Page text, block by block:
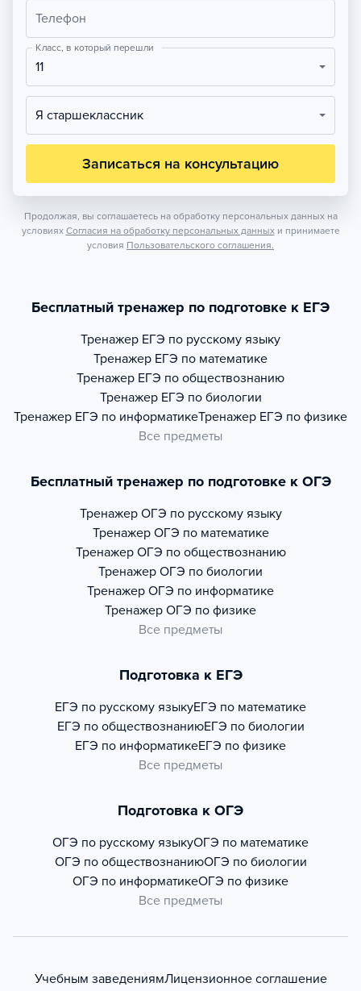
Телефон
Класс, в который перешли
11
Я старшеклассник
Записаться на консультацию
Продолжая, вы соглашаетесь на обработку персональных данных на
условиях Согласия на обработку персональных данных и принимаете
условия Пользовательского соглашения.
Бесплатный тренажер по подготовке к ЕГЭ
Тренажер ЕГЭ по русскому языку
Тренажер ЕГЭ по математике
Тренажер ЕГЭ по обществознанию
Тренажер ЕГЭ по биологии
Тренажер ЕГЭ по информатикеТренажер ЕГЭ по физике
Все предметы
Бесплатный тренажер по подготовке к ОГЭ
Тренажер ОГЭ по русскому языку
Тренажер ОГЭ по математике
Тренажер ОГЭ по обществознанию
Тренажер ОГЭ по биологии
Тренажер ОГЭ по информатике
Тренажер ОГЭ по физике
Все предметы
Подготовка к ЕГЭ
ЕГЭ по русскому языкуЕГЭ по математике
ЕГЭ по обществознаниюЕГЭ по биологии
ЕГЭ по информатикеЕГЭ по физике
Все предметы
Подготовка к ОГЭ
ОГЭ по русскому языкуОГЭ по математике
ОГЭ по обществознаниюОГЭ по биологии
ОГЭ по информатикеОГЭ по физике
Все предметы
Учебным заведениямЛицензионное соглашение